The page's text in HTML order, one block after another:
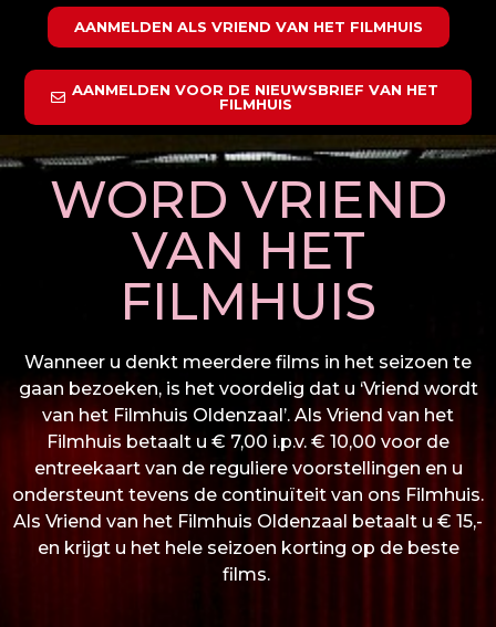
AANMELDEN ALS VRIEND VAN HET FILMHUIS
AANMELDEN VOOR DE NIEUWSBRIEF VAN HET
FILMHUIS
WORD VRIEND
VAN HET
FILMHUIS
Wanneer u denkt meerdere films in het seizoen te
gaan bezoeken, is het voordelig dat u ‘Vriend wordt
van het Filmhuis Oldenzaal’. Als Vriend van het
Filmhuis betaalt u € 7,00 i.p.v. € 10,00 voor de
entreekaart van de reguliere voorstellingen en u
ondersteunt tevens de continuïteit van ons Filmhuis.
Als Vriend van het Filmhuis Oldenzaal betaalt u € 15,-
en krijgt u het hele seizoen korting op de beste
films.